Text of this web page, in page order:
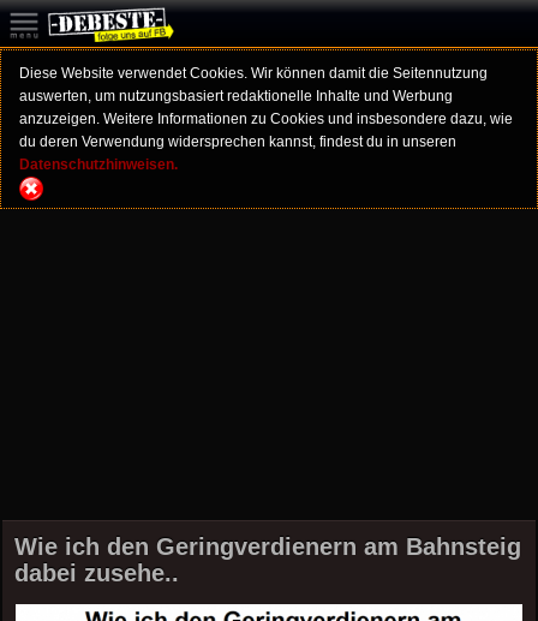
Diese Website verwendet Cookies. Wir können damit die Seitennutzung
auswerten, um nutzungsbasiert redaktionelle Inhalte und Werbung
anzuzeigen. Weitere Informationen zu Cookies und insbesondere dazu, wie
du deren Verwendung widersprechen kannst, findest du in unseren
Datenschutzhinweisen.
Wie ich den Geringverdienern am Bahnsteig
dabei zusehe..